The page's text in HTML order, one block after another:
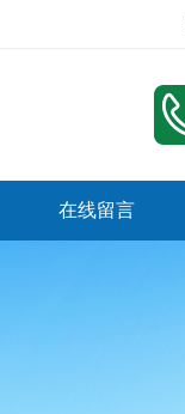
在线留言